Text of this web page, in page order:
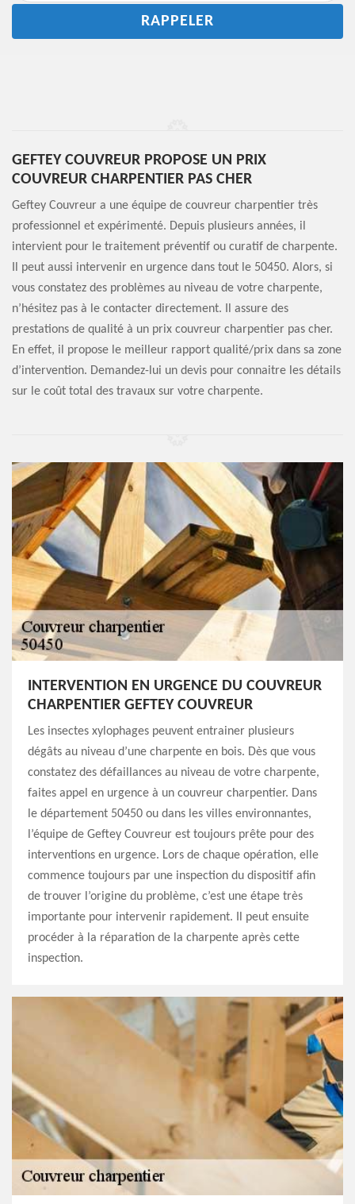
GEFTEY COUVREUR PROPOSE UN PRIX
COUVREUR CHARPENTIER PAS CHER
Geftey Couvreur a une équipe de couvreur charpentier très
professionnel et expérimenté. Depuis plusieurs années, il
intervient pour le traitement préventif ou curatif de charpente.
Il peut aussi intervenir en urgence dans tout le 50450. Alors, si
vous constatez des problèmes au niveau de votre charpente,
n’hésitez pas à le contacter directement. Il assure des
prestations de qualité à un prix couvreur charpentier pas cher.
En effet, il propose le meilleur rapport qualité/prix dans sa zone
d’intervention. Demandez-lui un devis pour connaitre les détails
sur le coût total des travaux sur votre charpente.
INTERVENTION EN URGENCE DU COUVREUR
CHARPENTIER GEFTEY COUVREUR
Les insectes xylophages peuvent entrainer plusieurs
dégâts au niveau d’une charpente en bois. Dès que vous
constatez des défaillances au niveau de votre charpente,
faites appel en urgence à un couvreur charpentier. Dans
le département 50450 ou dans les villes environnantes,
l’équipe de Geftey Couvreur est toujours prête pour des
interventions en urgence. Lors de chaque opération, elle
commence toujours par une inspection du dispositif afin
de trouver l’origine du problème, c’est une étape très
importante pour intervenir rapidement. Il peut ensuite
procéder à la réparation de la charpente après cette
inspection.